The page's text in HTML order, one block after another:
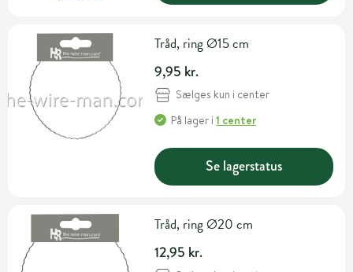
Tråd, ring Ø15 cm
9,95 kr.
Sælges kun i center
På lager i1 center
Se lagerstatus
Tråd, ring Ø20 cm
12,95 kr.